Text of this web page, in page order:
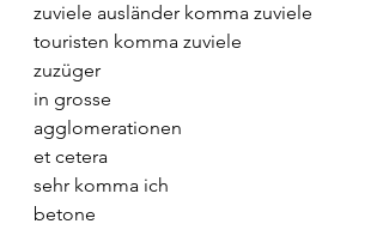
zuviele ausländer komma zuviele
touristen komma zuviele
zuzüger
in grosse
agglomerationen
et cetera
sehr komma ich
betone